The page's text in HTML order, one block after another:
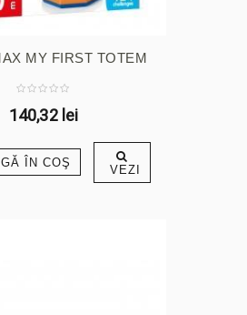
MY FIRST TOTEM
140,32 lei
ÎN COŞ VEZI